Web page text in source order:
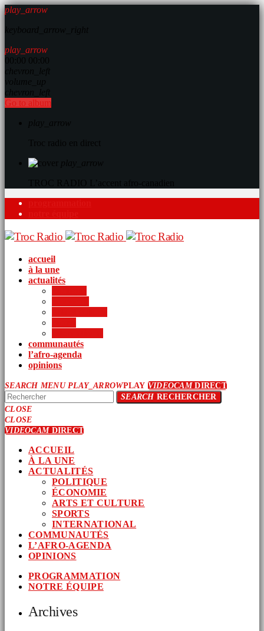
play_arrow
play_arrow
Go to album
accueil
à la une
actualités
communautés
l’afro-agenda
opinions
SEARCH MENU PLAY_ARROWPLAY VIDEOCAMDIRECT
SEARCHRECHERCHER
CLOSE
CLOSE
VIDEOCAMDIRECT
ACCUEIL
À LA UNE
ACTUALITÉS
POLITIQUE
ÉCONOMIE
ARTS ET CULTURE
SPORTS
INTERNATIONAL
COMMUNAUTÉS
L’AFRO-AGENDA
OPINIONS
PROGRAMMATION
NOTRE ÉQUIPE
Archives